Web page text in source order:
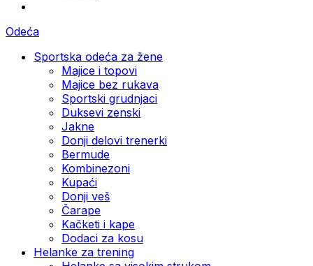
Odeća
Sportska odeća za žene
Majice i topovi
Majice bez rukava
Sportski grudnjaci
Duksevi zenski
Jakne
Donji delovi trenerki
Bermude
Kombinezoni
Kupaći
Donji veš
Čarape
Kačketi i kape
Dodaci za kosu
Helanke za trening